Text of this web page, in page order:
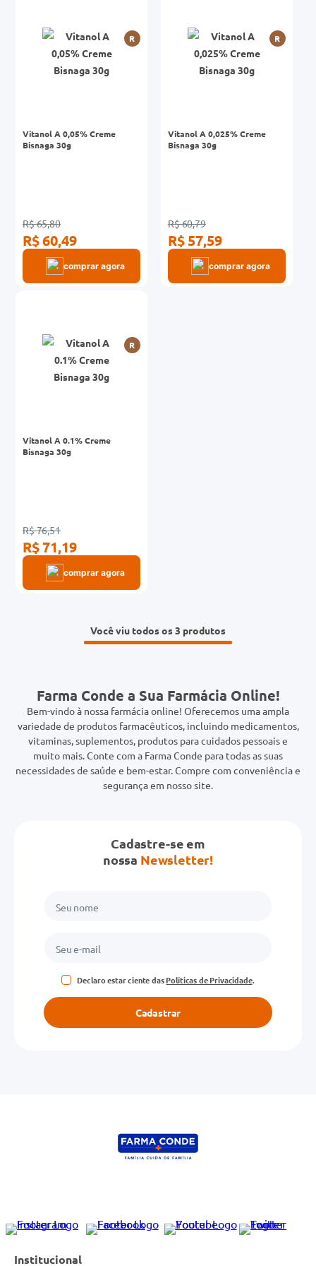
R
Vitanol A 0,05% Creme
Bisnaga 30g
R$ 65,80
R$ 60,49
comprar agora
R
Vitanol A 0,025% Creme
Bisnaga 30g
R$ 60,79
R$ 57,59
comprar agora
R
Vitanol A 0.1% Creme
Bisnaga 30g
R$ 76,51
R$ 71,19
comprar agora
Você viu todos os 3
Farma Conde a Sua Farmácia Online!
Bem-vindo à nossa farmácia online! Oferecemos uma ampla
variedade de produtos farmacêuticos, incluindo medicamentos,
vitaminas, suplementos, produtos para cuidados pessoais e
muito mais. Conte com a Farma Conde para todas as suas
necessidades de saúde e bem-estar. Compre com conveniência e
segurança em nosso site.
Cadastre-se em
nossa Newsletter!
Declaro estar ciente dasPolíticas de Privacidade.
Cadastrar
Institucional